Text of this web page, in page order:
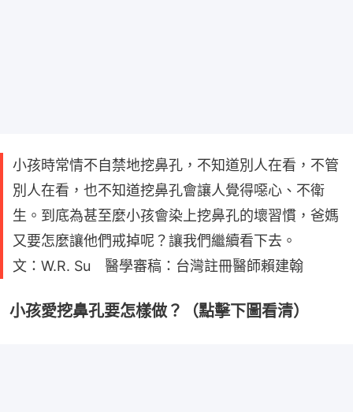
小孩時常情不自禁地挖鼻孔，不知道別人在看，不管
別人在看，也不知道挖鼻孔會讓人覺得噁心、不衛
生。到底為甚至麼小孩會染上挖鼻孔的壞習慣，爸媽
又要怎麼讓他們戒掉呢？讓我們繼續看下去。
文：W.R. Su 醫學審稿：台灣註冊醫師賴建翰
小孩愛挖鼻孔要怎樣做？（點擊下圖看清）